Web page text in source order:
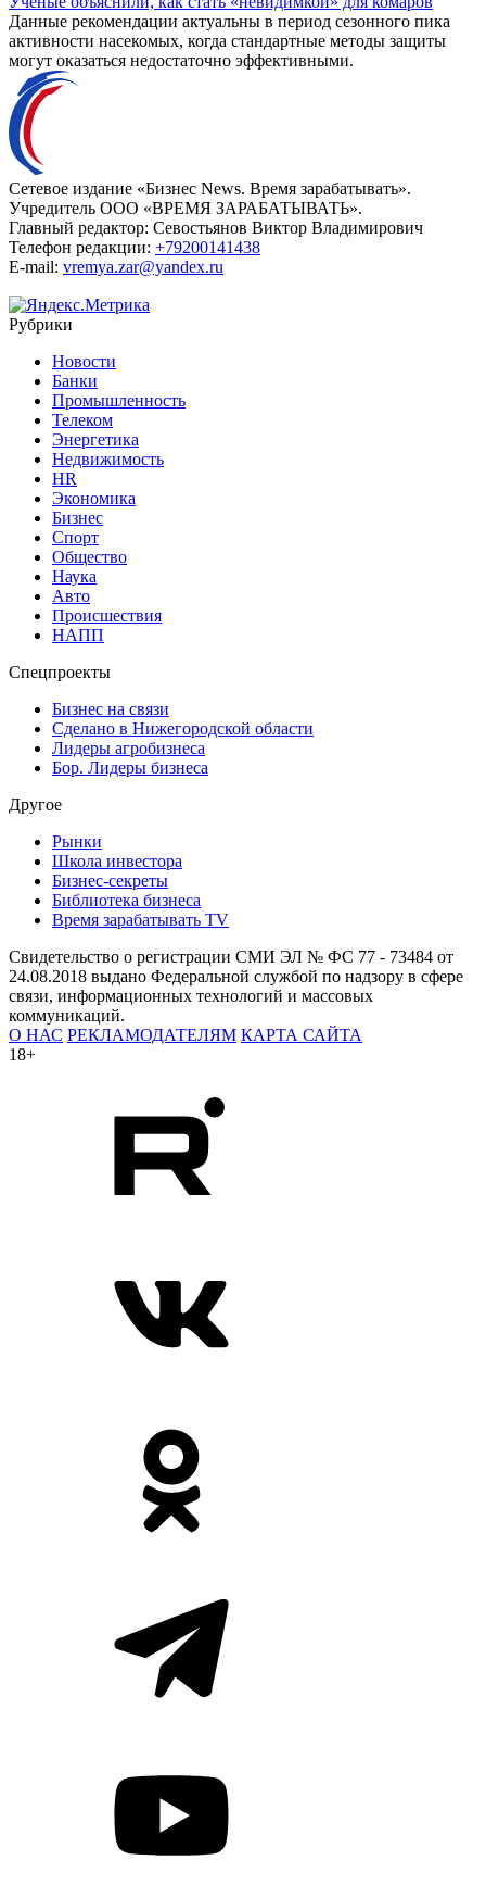
Данные рекомендации актуальны в период сезонного пика
активности насекомых, когда стандартные методы защиты
могут оказаться недостаточно эффективными.
Сетевое издание «Бизнес News. Время зарабатывать».
Учредитель ООО «ВРЕМЯ ЗАРАБАТЫВАТЬ».
Главный редактор: Севостьянов Виктор Владимирович
Телефон редакции: +79200141438
E-mail: vremya.zar@yandex.ru
Рубрики
Новости
Банки
Промышленность
Телеком
Энергетика
Недвижимость
HR
Экономика
Бизнес
Спорт
Общество
Наука
Авто
Происшествия
НАПП
Спецпроекты
Бизнес на связи
Сделано в Нижегородской области
Лидеры агробизнеса
Бор. Лидеры бизнеса
Другое
Рынки
Школа инвестора
Бизнес-секреты
Библиотека бизнеса
Время зарабатывать TV
Свидетельство о регистрации СМИ ЭЛ № ФС 77 - 73484 от
24.08.2018 выдано Федеральной службой по надзору в сфере
связи, информационных технологий и массовых
коммуникаций.
О НАС РЕКЛАМОДАТЕЛЯМ КАРТА САЙТА
18+